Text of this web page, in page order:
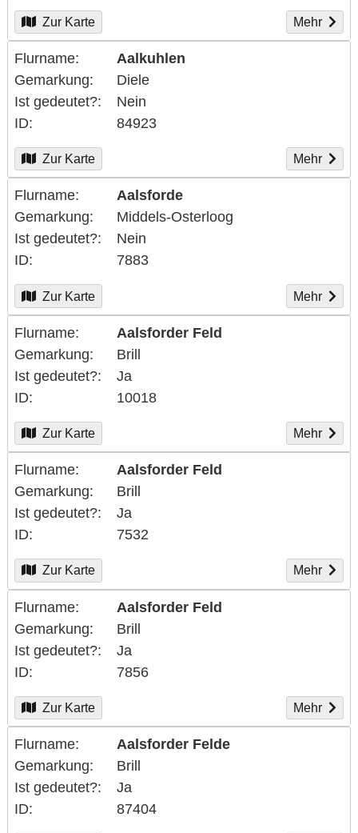
Zur Karte Mehr
Flurname
Aalkuhlen
Gemarkung
Diele
Ist gedeutet?
Nein
ID
84923
Zur Karte Mehr
Flurname
Aalsforde
Gemarkung
Middels-Osterloog
Ist gedeutet?
Nein
ID
7883
Zur Karte Mehr
Flurname
Aalsforder Feld
Gemarkung
Brill
Ist gedeutet?
Ja
ID
10018
Zur Karte Mehr
Flurname
Aalsforder Feld
Gemarkung
Brill
Ist gedeutet?
Ja
ID
7532
Zur Karte Mehr
Flurname
Aalsforder Feld
Gemarkung
Brill
Ist gedeutet?
Ja
ID
7856
Zur Karte Mehr
Flurname
Aalsforder Felde
Gemarkung
Brill
Ist gedeutet?
Ja
ID
87404